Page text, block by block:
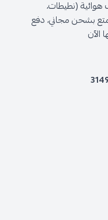
هوائية (نطيطات،
بشحن مجاني، دفع
الآن